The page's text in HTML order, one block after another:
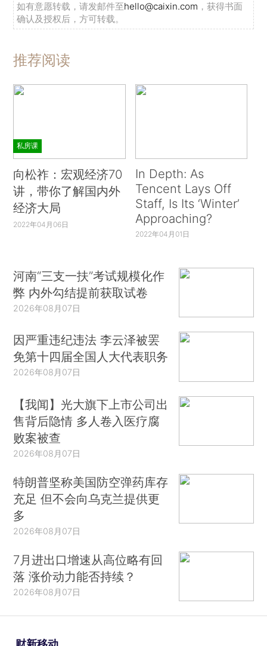
如有意愿转载，请发邮件至hello@caixin.com ，获得书面
确认及授权后，方可转载。
推荐阅读
私房课
向松祚：宏观经济70
讲，带你了解国内外
经济大局
2022年04月06日
In Depth: As
Tencent Lays Off
Staff, Is Its ‘Winter’
Approaching?
2022年04月01日
河南“三支一扶”考试规模化作
弊 内外勾结提前获取试卷
2026年08月07日
因严重违纪违法 李云泽被罢
免第十四届全国人大代表职务
2026年08月07日
【我闻】光大旗下上市公司出
售背后隐情 多人卷入医疗腐
败案被查
2026年08月07日
特朗普坚称美国防空弹药库存
充足 但不会向乌克兰提供更
多
2026年08月07日
7月进出口增速从高位略有回
落 涨价动力能否持续？
2026年08月07日